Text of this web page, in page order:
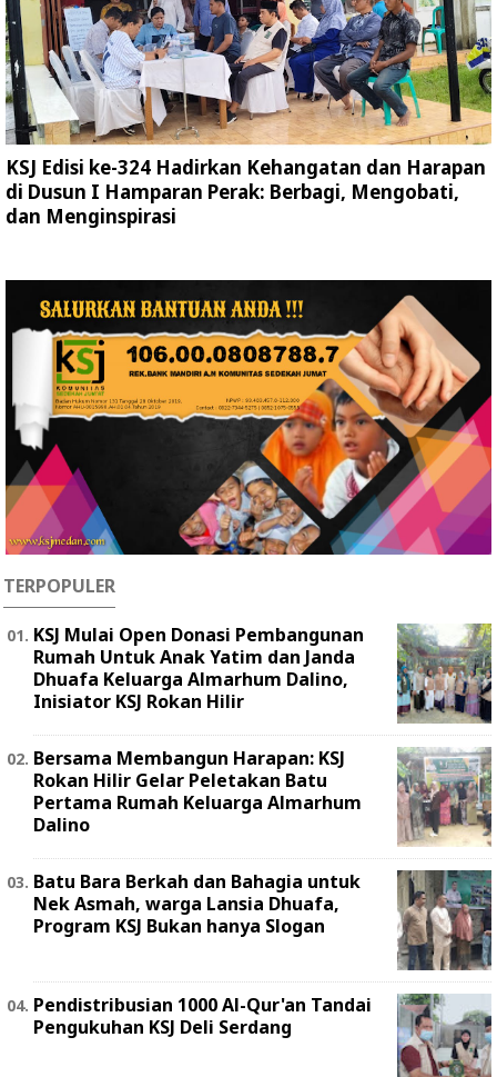
KSJ Edisi ke-324 Hadirkan Kehangatan dan Harapan
di Dusun I Hamparan Perak: Berbagi, Mengobati,
dan Menginspirasi
TERPOPULER
KSJ Mulai Open Donasi Pembangunan
Rumah Untuk Anak Yatim dan Janda
Dhuafa Keluarga Almarhum Dalino,
Inisiator KSJ Rokan Hilir
Bersama Membangun Harapan: KSJ
Rokan Hilir Gelar Peletakan Batu
Pertama Rumah Keluarga Almarhum
Dalino
Batu Bara Berkah dan Bahagia untuk
Nek Asmah, warga Lansia Dhuafa,
Program KSJ Bukan hanya Slogan
Pendistribusian 1000 Al-Qur'an Tandai
Pengukuhan KSJ Deli Serdang